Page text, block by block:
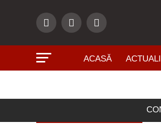
ACASĂ